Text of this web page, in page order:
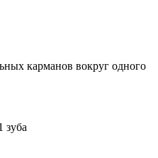
карманов вокруг одного
зуба